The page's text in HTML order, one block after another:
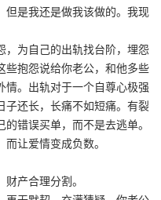
但是我还是做我该做的。我现
，为自己的出轨找台阶，埋怨
些抱怨说给你老公，和他多些
情。出轨对于一个自尊心极强
子还长，长痛不如短痛。有裂
错误买单，而不是去逃单。
让爱情变成负数。
产合理分割。